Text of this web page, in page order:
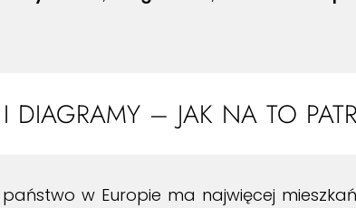
DIAGRAMY – JAK NA TO
w Europie ma najwięcej